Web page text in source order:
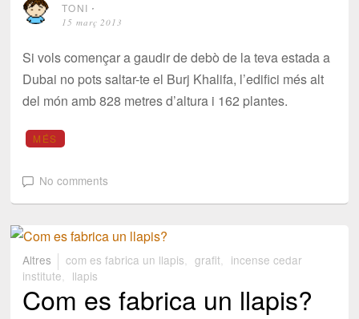
TONI ⋅
15 març 2013
Si vols començar a gaudir de debò de la teva estada a
Dubai no pots saltar-te el Burj Khalifa, l’edifici més alt
del món amb 828 metres d’altura i 162 plantes.
MÉS
No comments
Altres com es fabrica un llapis grafit,
incense cedar
institute
llapis
Com es fabrica un llapis?